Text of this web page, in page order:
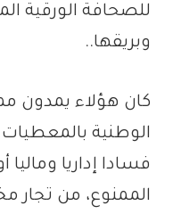
للصحافة الورقية
وبريقها..
كان هؤلاء يمدون
الوطنية بالمعطيات
فسادا إداريا
الممنوع، من تجار